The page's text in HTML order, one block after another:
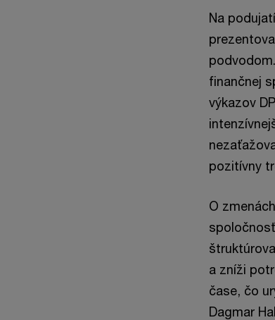
Na
finančnej
výkazov
pozitívny
O
a zníži
čase, čo
Dagmar